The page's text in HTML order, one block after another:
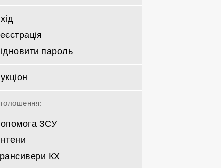
пароль
ЗСУ
Спрямовані КВ
КХ